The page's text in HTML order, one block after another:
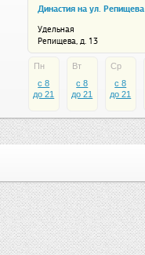
Династия на ул. Репищева
Удельная
Репищева, д. 13
Пн
c 8
до 21
Вт
c 8
до 21
Ср
c 8
до 21